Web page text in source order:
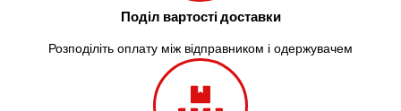
Поділ вартості доставки
Розподіліть оплату між відправником і одержувачем
Знам’янка